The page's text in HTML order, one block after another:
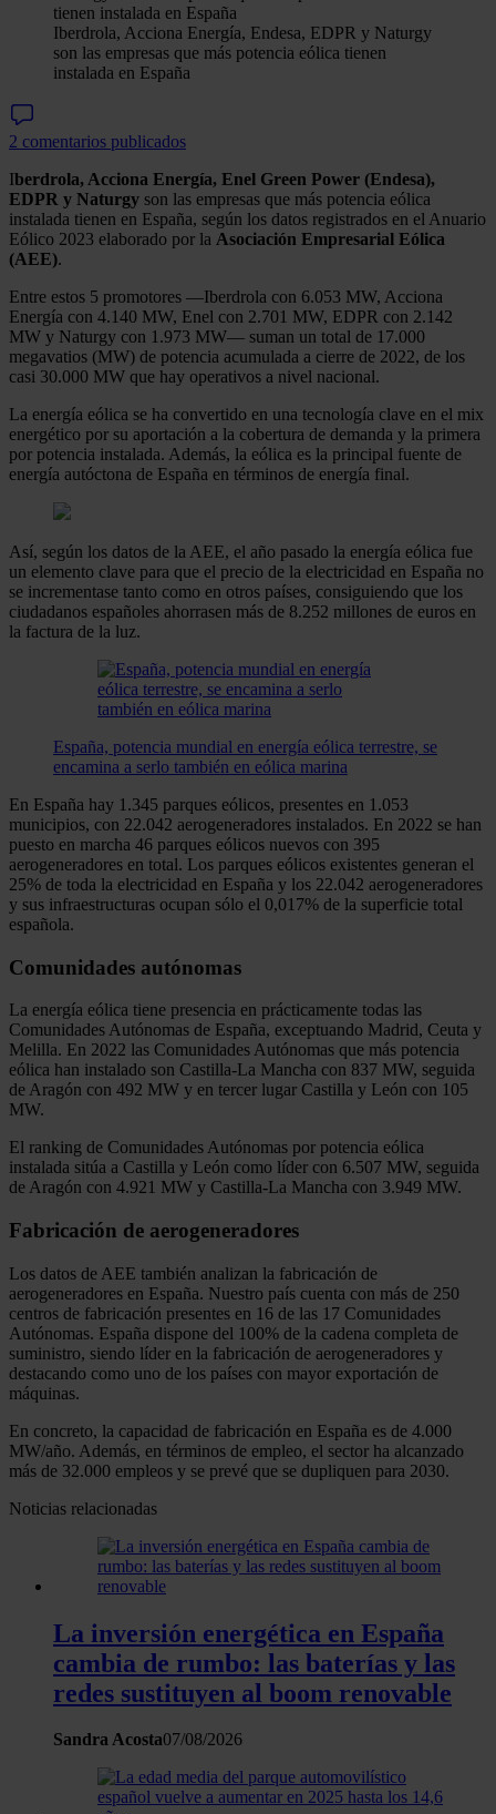
Iberdrola, Acciona Energía, Endesa, EDPR y Naturgy
son las empresas que más potencia eólica tienen
instalada en España
2 comentarios publicados
Iberdrola, Acciona Energía, Enel Green Power (Endesa),
EDPR y Naturgy son las empresas que más potencia eólica
instalada tienen en España, según los datos registrados en el Anuario
Eólico 2023 elaborado por la Asociación Empresarial Eólica
(AEE).
Entre estos 5 promotores —Iberdrola con 6.053 MW, Acciona
Energía con 4.140 MW, Enel con 2.701 MW, EDPR con 2.142
MW y Naturgy con 1.973 MW— suman un total de 17.000
megavatios (MW) de potencia acumulada a cierre de 2022, de los
casi 30.000 MW que hay operativos a nivel nacional.
La energía eólica se ha convertido en una tecnología clave en el mix
energético por su aportación a la cobertura de demanda y la primera
por potencia instalada. Además, la eólica es la principal fuente de
energía autóctona de España en términos de energía final.
Así, según los datos de la AEE, el año pasado la energía eólica fue
un elemento clave para que el precio de la electricidad en España no
se incrementase tanto como en otros países, consiguiendo que los
ciudadanos españoles ahorrasen más de 8.252 millones de euros en
la factura de la luz.
España, potencia mundial en energía eólica terrestre, se
encamina a serlo también en eólica marina
En España hay 1.345 parques eólicos, presentes en 1.053
municipios, con 22.042 aerogeneradores instalados. En 2022 se han
puesto en marcha 46 parques eólicos nuevos con 395
aerogeneradores en total. Los parques eólicos existentes generan el
25% de toda la electricidad en España y los 22.042 aerogeneradores
y sus infraestructuras ocupan sólo el 0,017% de la superficie total
española.
Comunidades autónomas
La energía eólica tiene presencia en prácticamente todas las
Comunidades Autónomas de España, exceptuando Madrid, Ceuta y
Melilla. En 2022 las Comunidades Autónomas que más potencia
eólica han instalado son Castilla-La Mancha con 837 MW, seguida
de Aragón con 492 MW y en tercer lugar Castilla y León con 105
MW.
El ranking de Comunidades Autónomas por potencia eólica
instalada sitúa a Castilla y León como líder con 6.507 MW, seguida
de Aragón con 4.921 MW y Castilla-La Mancha con 3.949 MW.
Fabricación de aerogeneradores
Los datos de AEE también analizan la fabricación de
aerogeneradores en España. Nuestro país cuenta con más de 250
centros de fabricación presentes en 16 de las 17 Comunidades
Autónomas. España dispone del 100% de la cadena completa de
suministro, siendo líder en la fabricación de aerogeneradores y
destacando como uno de los países con mayor exportación de
máquinas.
En concreto, la capacidad de fabricación en España es de 4.000
MW/año. Además, en términos de empleo, el sector ha alcanzado
más de 32.000 empleos y se prevé que se dupliquen para 2030.
Noticias relacionadas
La inversión energética en España
cambia de rumbo: las baterías y las
redes sustituyen al boom renovable
Sandra Acosta07/08/2026